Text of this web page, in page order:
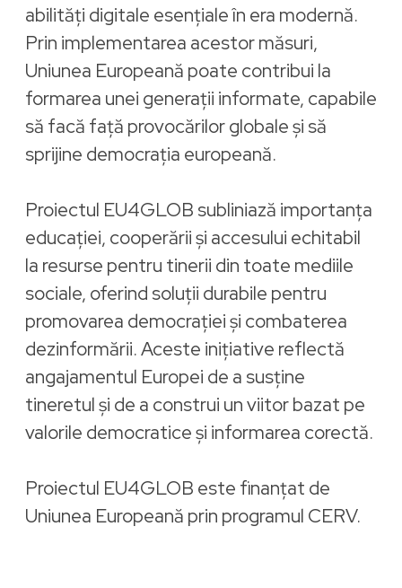
abilități digitale esențiale în era modernă.
Prin implementarea acestor măsuri,
Uniunea Europeană poate contribui la
formarea unei generații informate, capabile
să facă față provocărilor globale și să
sprijine democrația europeană.
Proiectul EU4GLOB subliniază importanța
educației, cooperării și accesului echitabil
la resurse pentru tinerii din toate mediile
sociale, oferind soluții durabile pentru
promovarea democrației și combaterea
dezinformării. Aceste inițiative reflectă
angajamentul Europei de a susține
tineretul și de a construi un viitor bazat pe
valorile democratice și informarea corectă.
Proiectul EU4GLOB este finanțat de
Uniunea Europeană prin programul CERV.